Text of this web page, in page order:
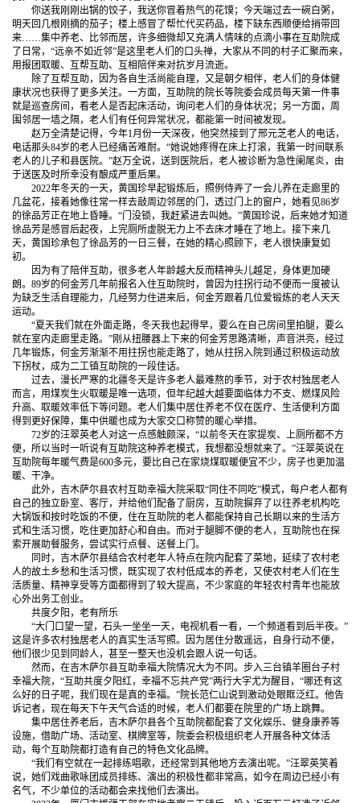
你送我刚刚出锅的饺子，我送你冒着热气的花馍；今天端过去一碗白粥，
明天回几根刚摘的茄子；楼上感冒了帮忙代买药品，楼下缺东西顺便给捎带回
来……集中养老、比邻而居，许多细微却又充满人情味的点滴小事在互助院成
了日常，“远亲不如近邻”是这里老人们的口头禅，大家从不同的村子汇聚而来，
用报团取暖、互帮互助、互相陪伴来对抗岁月流逝。
除了互帮互助，因为各自生活尚能自理，又是朝夕相伴，老人们的身体健
康状况也获得了更多关注。一方面，互助院的院长等院委会成员每天第一件事
就是巡查房间，看老人是否起床活动，询问老人们的身体状况；另一方面，周
围邻居一墙之隔，老人们有任何异常状况，都能第一时间被发现。
赵万全清楚记得，今年1月份一天深夜，他突然接到了邢元芝老人的电话，
电话那头84岁的老人已经痛苦难耐。“她说她疼得在床上打滚，我第一时间联系
老人的儿子和县医院。”赵万全说，送到医院后，老人被诊断为急性阑尾炎，由
于送医及时所幸没有酿成严重后果。
2022年冬天的一天，黄国珍早起锻炼后，照例侍弄了一会儿养在走廊里的
几盆花，接着她像往常一样去敲周边邻居的门，透过门上的窗户，她看见86岁
的徐品芳正在地上昏睡。“门没锁，我赶紧进去叫她。”黄国珍说，后来她才知道
徐品芳是感冒后起夜，上完厕所虚脱无力上不去床才睡在了地上。接下来几
天，黄国珍承包了徐品芳的一日三餐，在她的精心照顾下，老人很快康复如
初。
因为有了陪伴互助，很多老人年龄越大反而精神头儿越足，身体更加硬
朗。89岁的何金芳几年前报名入住互助院时，曾因为拄拐行动不便而一度被认
为缺乏生活自理能力，几经努力住进来后，何金芳跟着几位爱锻炼的老人天天
运动。
“夏天我们就在外面走路，冬天我也起得早，要么在自己房间里拍腿，要么
就在室内走廊里走路。”刚从扭腰器上下来的何金芳思路清晰，声音洪亮，经过
几年锻炼，何金芳渐渐不用拄拐也能走路了，她从拄拐入院到通过积极运动放
下拐杖，成为二工镇互助院的一段佳话。
过去，漫长严寒的北疆冬天是许多老人最难熬的季节，对于农村独居老人
而言，用煤炭生火取暖是唯一选项，但年纪越大越要面临体力不支、燃煤风险
升高、取暖效率低下等问题。老人们集中居住养老不仅在医疗、生活便利方面
得到更好保障，集中供暖也成为大家交口称赞的暖心举措。
72岁的汪翠英老人对这一点感触颇深，“以前冬天在家提炭、上厕所都不方
便，所以当时一听说有互助院这种养老模式，我想都没想就来了。”汪翠英说在
互助院每年暖气费是600多元，要比自己在家烧煤取暖便宜不少，房子也更加温
暖、干净。
此外，吉木萨尔县农村互助幸福大院采取“同住不同吃”模式，每户老人都有
自己的独立卧室、客厅，并给他们配备了厨房，互助院摒弃了以往养老机构吃
大锅饭和按时吃饭的不便，住在互助院的老人都能保持自己长期以来的生活方
式和生活习惯，吃住更加舒心和自由。而对于腿脚不便的老人，互助院也在探
索开展助餐服务，尝试实行点餐、送餐上门。
同时，吉木萨尔县结合农村老年人特点在院内配套了菜地，延续了农村老
人的故土乡愁和生活习惯，既实现了农村低成本的养老，又使农村老人们在生
活质量、精神享受等方面都得到了较大提高，不少家庭的年轻农村青年也能放
心外出务工创业。
共度夕阳，老有所乐
“大门口望一望，石头一坐坐一天，电视机看一看，一个频道看到后半夜。”
这是许多农村独居老人的真实生活写照。因为居住分散遥远，自身行动不便，
他们很少见到同龄人，甚至一整天也没机会跟人说一句话。
然而，在吉木萨尔县互助幸福大院情况大为不同。步入三台镇羊圈台子村
幸福大院，“互助共度夕阳红，幸福不忘共产党”两行大字尤为醒目，“哪还有这
么好的日子呢，我们现在是真的幸福。”院长范仁山说到激动处眼眶泛红。他告
诉记者，现在每天下午天气合适的时候，老人们都要在院里的广场上跳舞。
集中居住养老后，吉木萨尔县各个互助院都配套了文化娱乐、健身康养等
设施，借助广场、活动室、棋牌室等，院委会积极组织老人开展各种文体活
动，每个互助院都打造有自己的特色文化品牌。
“我们有空就在一起排练唱歌，还经常到其他地方去演出呢。”汪翠英笑着
说，她们戏曲歌咏团成员排练、演出的积极性都非常高，如今在周边已经小有
名气，不少单位的活动都会来找他们去演出。